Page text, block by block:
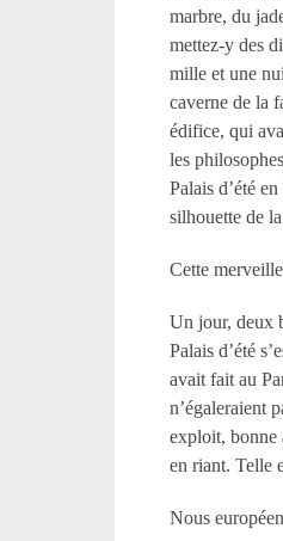
marbre, du
mettez-y des
mille et une
caverne de la
édifice, qui
les
Palais d’été
silhouette de
Cette
Un jour, deux
Palais d’été
avait fait au
n’égaleraient
exploit, bonne
en riant. Telle
Nous